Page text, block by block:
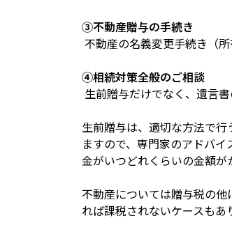
③不動産贈与の手続き
不動産の名義変更手続き（
④相続対策全般のご相談
生前贈与だけでなく、遺言
生前贈与は、適切な方法で
ますので、専門家のアドバ
金がいつどれくらいの金額が
不動産については贈与税の
れば課税されないケースもあ